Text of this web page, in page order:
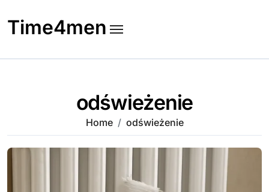
to
content
Time4men
odświeżenie
Home odświeżenie